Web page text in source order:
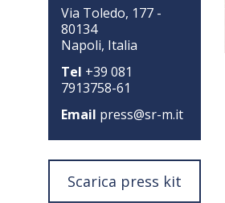
Via Toledo, 177 -
80134
Napoli, Italia
Tel +39 081
7913758-61
Email press@sr-m.it
Scarica press kit